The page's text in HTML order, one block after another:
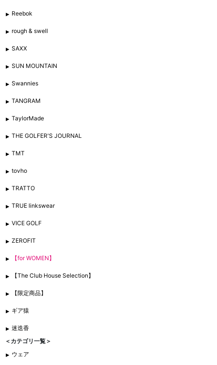
Reebok
rough & swell
SAXX
SUN MOUNTAIN
Swannies
TANGRAM
TaylorMade
THE GOLFER'S JOURNAL
TMT
tovho
TRATTO
TRUE linkswear
VICE GOLF
ZEROFIT
【for WOMEN】
【The Club House Selection】
【限定商品】
ギア猿
迷迭香
＜カテゴリ一覧＞
ウェア